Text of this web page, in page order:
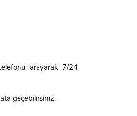
arayarak 7/24
geçebilirsiniz.